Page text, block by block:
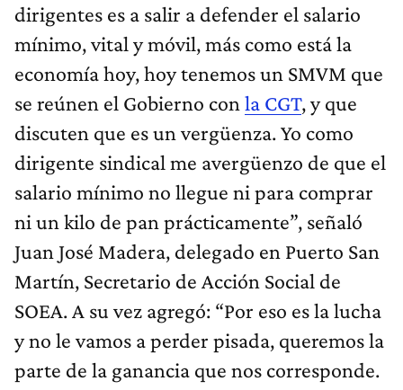
dirigentes es a salir a defender el salario
mínimo, vital y móvil, más como está la
economía hoy, hoy tenemos un SMVM que
se reúnen el Gobierno con la CGT, y que
discuten que es un vergüenza. Yo como
dirigente sindical me avergüenzo de que el
salario mínimo no llegue ni para comprar
ni un kilo de pan prácticamente”, señaló
Juan José Madera, delegado en Puerto San
Martín, Secretario de Acción Social de
SOEA. A su vez agregó: “Por eso es la lucha
y no le vamos a perder pisada, queremos la
parte de la ganancia que nos corresponde.